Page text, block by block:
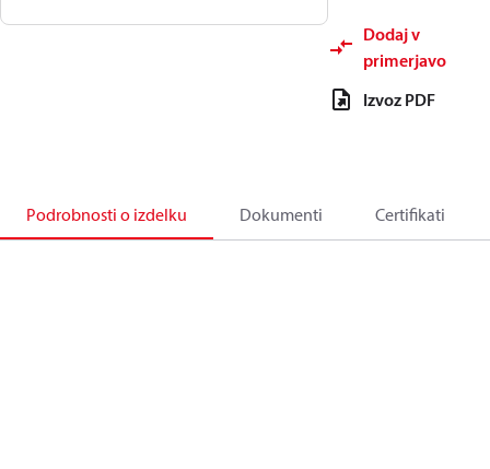
Dodaj v
primerjavo
Izvoz PDF
Podrobnosti o izdelku Dokumenti Certifikati